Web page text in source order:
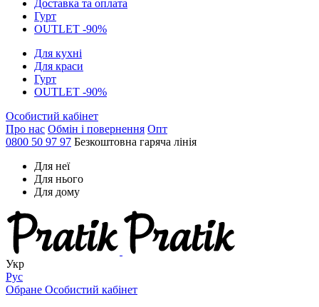
Доставка та оплата
Гурт
OUTLET -90%
Для кухні
Для краси
Гурт
OUTLET -90%
Особистий кабінет
Про нас Обмін і повернення Опт
0800 50 97 97 Безкоштовна гаряча лінія
Для неї
Для нього
Для дому
Укр
Рус
Обране Особистий кабінет